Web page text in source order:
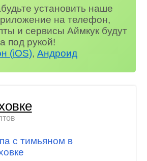
установить наше
на телефон,
и сервисы Аймкук будут
под рукой!
(iOS),Андроид
с тимьяном в